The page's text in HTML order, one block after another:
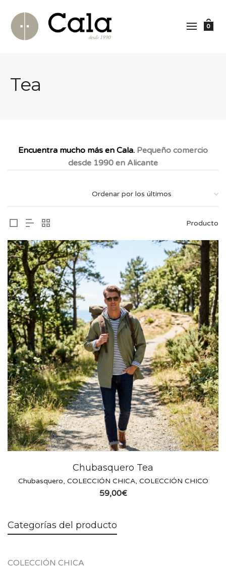
0
Tea
Encuentra mucho más en Cala. Pequeño comercio
desde 1990 en Alicante
Producto
Chubasquero Tea
Chubasquero, COLECCIÓN CHICA, COLECCIÓN CHICO
59,00€
Categorías del producto
COLECCIÓN CHICA